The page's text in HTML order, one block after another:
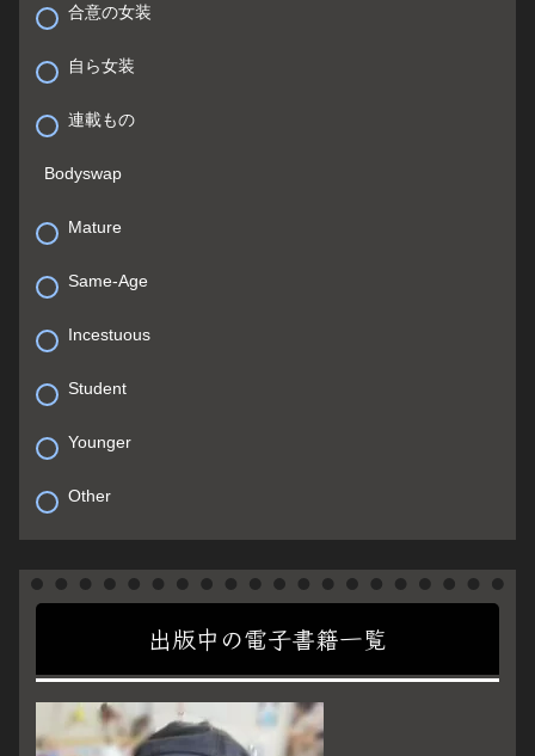
合意の女装
自ら女装
連載もの
Bodyswap
Mature
Same-Age
Incestuous
Student
Younger
Other
出版中の電子書籍一覧